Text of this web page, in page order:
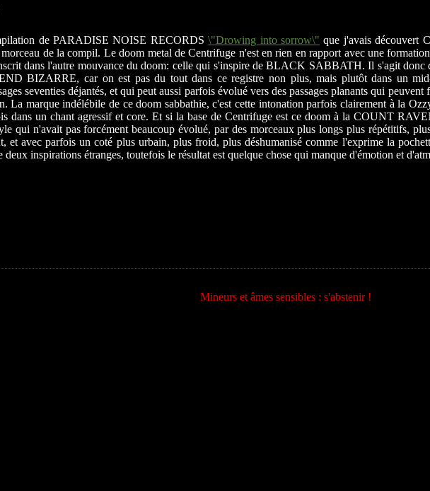
de PARADISE NOISE RECORDS\"Drowing into sorrow\" que j'avais découvert
de la compil. Le doom metal de Centrifuge n'est en rien en rapport avec une
dans l'autre mouvance du doom: celle qui s'inspire de BLACK SABBATH. Il s'agit donc
BIZARRE, car on est pas du tout dans ce registre non plus, mais plutôt dans un
seventies déjantés, et qui peut aussi parfois évolué vers des passages planants qui
La marque indélébile de ce doom sabbathie, c'est cette intonation parfois clairement à la
dans un chant agressif et core. Et si la base de Centrifuge est ce doom à la COUNT
qui n'avait pas forcément beaucoup évolué, par des morceaux plus longs plus répétitifs,
et avec parfois un coté plus urbain, plus froid, plus déshumanisé comme l'exprime la
deux inspirations étranges, toutefois le résultat est quelque chose qui manque d'émotion et
Mineurs et âmes sensibles : s'abstenir !